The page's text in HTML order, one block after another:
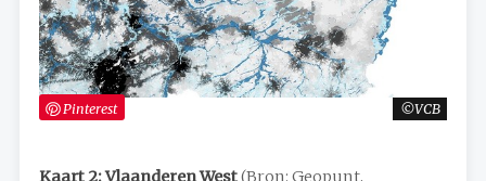
VCB
Pinterest
Kaart 2: Vlaanderen West(Bron: Geopunt,